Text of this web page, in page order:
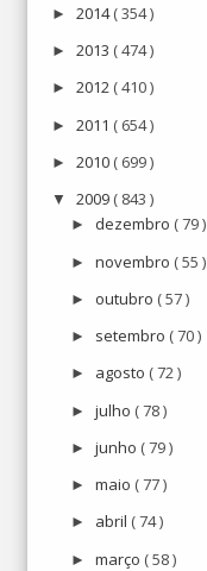
► 2014( 354 )
► 2013 ( 474 )
► 2012 ( 410 )
► 2011 ( 654 )
► 2010 ( 699 )
▼ 2009 ( 843 )
► dezembro ( 79 )
► novembro ( 55 )
► outubro ( 57 )
► setembro ( 70 )
► agosto ( 72 )
► julho ( 78 )
► junho ( 79 )
► maio ( 77 )
► abril ( 74 )
► março ( 58 )